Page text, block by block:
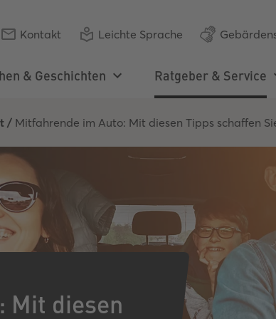
Kontakt Leichte Sprache
Aktionsmaterial
& Geschichten
Sie
Schülerlotsinnen und -
Einsatzkräfte schützen
Wege zurück ins Leben
Perspektiven der
Betroffenheit
Ratgeber & Service
Bußgeldkatalog
Verkehrsteilnehmer
Perspektivwechsel
Bremswegrechner
Das Gesetz der Straße
Landstraßen Quiz
Unfallatlas
Dooring-Quiz
Quiz zur StVO-Novelle
/ Mitfahrende im Auto: Mit diesen Tipps schaffen
Mit diesen